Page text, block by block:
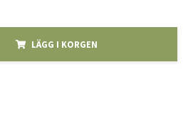
LÄGG I KORGEN